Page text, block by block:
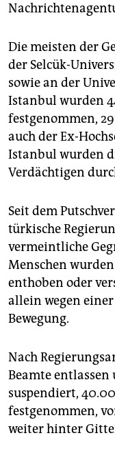
Die meisten der
der Selcük-
sowie an der
Istanbul wurden
festgenommen,
auch der Ex-
Istanbul wurden
Verdächtigen
Seit dem
türkische
vermeintliche
Menschen
enthoben oder
allein wegen
Bewegung.
Nach
Beamte
suspendiert,
festgenommen,
weiter hinter